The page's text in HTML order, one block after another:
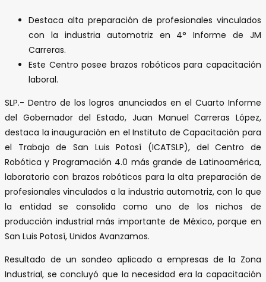
Destaca alta preparación de profesionales vinculados
con la industria automotriz en 4° Informe de JM
Carreras.
Este Centro posee brazos robóticos para capacitación
laboral.
SLP.- Dentro de los logros anunciados en el Cuarto Informe
del Gobernador del Estado, Juan Manuel Carreras López,
destaca la inauguración en el Instituto de Capacitación para
el Trabajo de San Luis Potosí (ICATSLP), del Centro de
Robótica y Programación 4.0 más grande de Latinoamérica,
laboratorio con brazos robóticos para la alta preparación de
profesionales vinculados a la industria automotriz, con lo que
la entidad se consolida como uno de los nichos de
producción industrial más importante de México, porque en
San Luis Potosí, Unidos Avanzamos.
Resultado de un sondeo aplicado a empresas de la Zona
Industrial, se concluyó que la necesidad era la capacitación